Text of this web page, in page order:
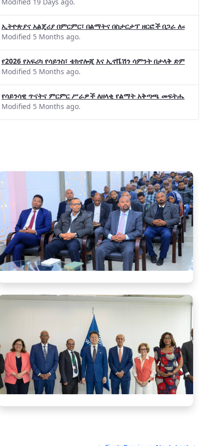
የልማት አጋሮች በአባልነት የየያዘ የኢኖቬሽን፣የዲጅታል
ኢትዮጵያና አልጄሪያ በምርምር፣ በልማትና በስታርታፕ ዘርፎች በጋራ ለመስራት መከሩ፡፡
Modified 5 Months ago.
የ2026 የአፍሪካ የሳይንስ፣ ቴክኖሎጂ እና ኢኖቬሽን ሳምንት በታላቅ ድምቀት
Modified 5 Months ago.
የሳይንሳዊ ጥናትና ምርምር ሥራዎች ለዘላቂ የልማት አቅጣጫ መፍትሔ ጠቋሚ
Modified 5 Months ago.